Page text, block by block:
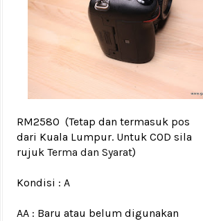
RM2580 (Tetap dan termasuk pos
dari Kuala Lumpur. Untuk COD sila
rujuk Terma dan Syarat)
Kondisi : A
AA : Baru atau belum digunakan